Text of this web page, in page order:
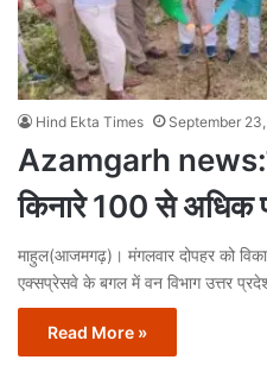
Hind Ekta Times September
Azamgarh
किनारे 100 से अधिक
माहुल(आजमगढ़)। मंगलवार दोपहर को
एक्सप्रेसवे के बगल में वन विभाग उत्तर
Read More »